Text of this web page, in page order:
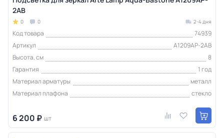
2AB
0 0 2-4 дня
Код товара
74939
Артикул
A1209AP-2AB
Высота, см
8
Гарантия
1 год
Материал арматуры
металл
Материал плафона
стекло
6 200 ₽ шт